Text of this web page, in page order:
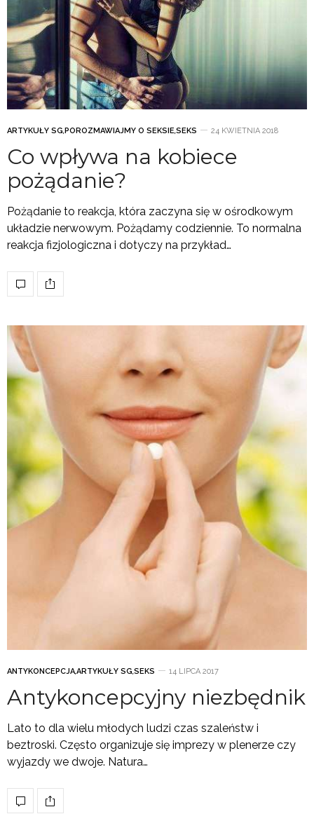
ARTYKUŁY SG POROZMAWIAJMY O SEKSIE SEKS 24 KWIETNIA 2018
Co wpływa na kobiece
pożądanie?
Pożądanie to reakcja, która zaczyna się w ośrodkowym
układzie nerwowym. Pożądamy codziennie. To normalna
reakcja fizjologiczna i dotyczy na przykład…
ANTYKONCEPCJA,ARTYKUŁY SG,SEKS 14 LIPCA 2017
Antykoncepcyjny niezbędnik
Lato to dla wielu młodych ludzi czas szaleństw i
beztroski. Często organizuje się imprezy w plenerze czy
wyjazdy we dwoje. Natura…